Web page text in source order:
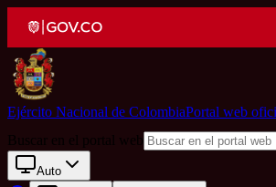
Ejército Nacional de ColombiaPortal web
Buscar en el portal web
Auto